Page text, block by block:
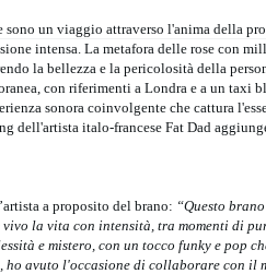
sono un viaggio attraverso l'anima della
intensa. La metafora delle rose con
la bellezza e la pericolosità della
con riferimenti a Londra e a un taxi
sonora coinvolgente che cattura
dell'artista italo-francese Fat Dad
a proposito del brano: “Questo
vivo la vita con intensità, tra momenti di
e mistero, con un tocco funky e pop
ho avuto l'occasione di collaborare con il